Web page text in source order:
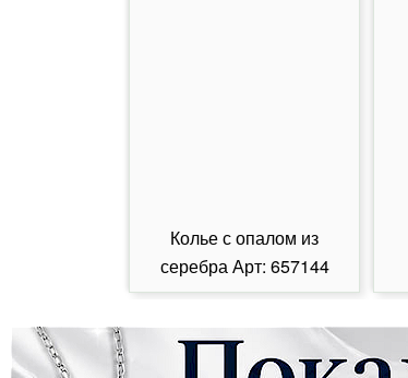
Колье с опалом из
серебра Арт: 657144